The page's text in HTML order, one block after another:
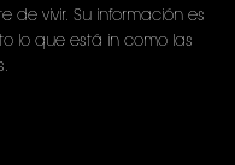
vivir. Su información es
lo que está in como las